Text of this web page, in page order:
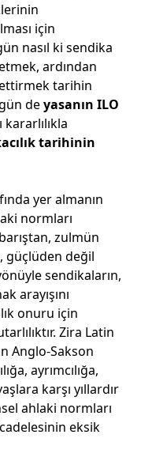
için
nasıl ki sendika
ardından
tarihin
deyasanın ILO
kararlılıkla
tarihinin
yer almanın
normları
zulmün
güçlüden değil
sendikaların,
arayışını
onuru için
Zira Latin
Anglo-Sakson
ayrımcılığa,
karşı yıllardır
ahlaki normları
eksik